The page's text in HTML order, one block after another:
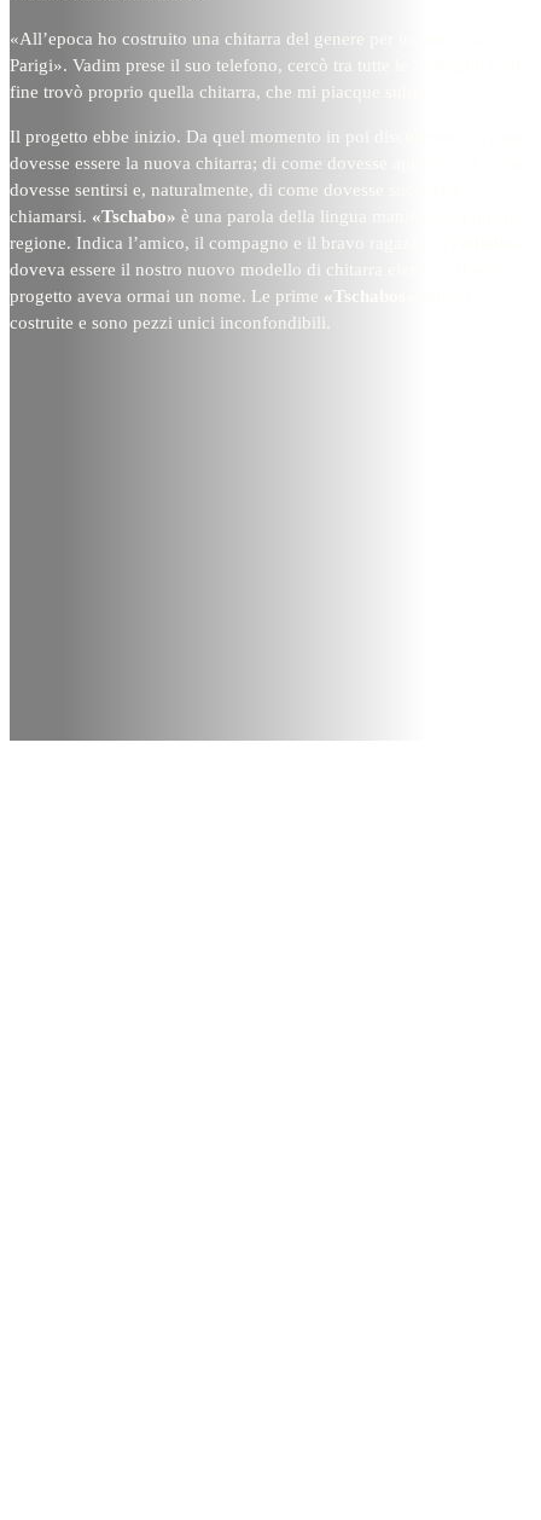
«All’epoca ho costruito una chitarra del genere per un amico a
Parigi». Vadim prese il suo telefono, cercò tra tutte le immagini e alla
fine trovò proprio quella chitarra, che mi piacque subito.
Il progetto ebbe inizio. Da quel momento in poi discutemmo di come
dovesse essere la nuova chitarra; di come dovesse apparire, di come
dovesse sentirsi e, naturalmente, di come dovesse suonare e
chiamarsi. «Tschabo» è una parola della lingua manica della nostra
regione. Indica l’amico, il compagno e il bravo ragazzo.
doveva essere il nostro nuovo modello di chitarra elettrica. Il nostro
progetto aveva ormai un nome. Le prime «Tschabos»
costruite e sono pezzi unici inconfondibili.